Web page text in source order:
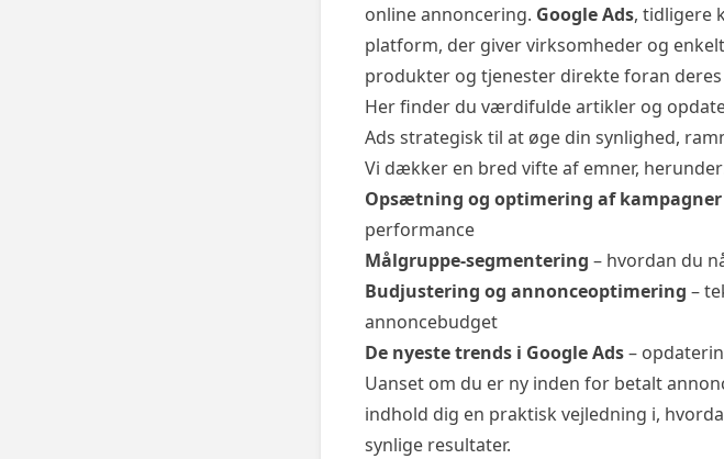
online annoncering. Google Ads, tidligere
platform, der giver virksomheder og
produkter og tjenester direkte foran
Her finder du værdifulde artikler og
Ads strategisk til at øge din synlighed,
Vi dækker en bred vifte af emner,
Opsætning og optimering af kampagner
performance
Målgruppe-segmentering – hvordan du
Budjustering og annonceoptimering –
annoncebudget
De nyeste trends i Google Ads–
Uanset om du er ny inden for betalt
indhold dig en praktisk vejledning i,
synlige resultater.